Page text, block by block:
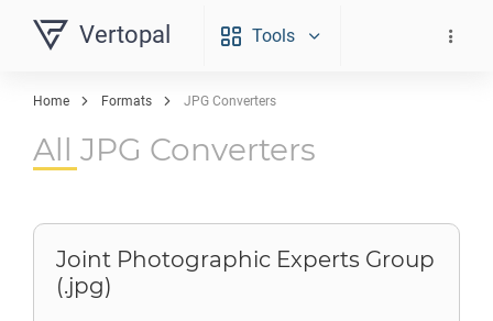
Vertopal Tools
Home Formats JPG Converters
All JPG Converters
Joint Photographic Experts Group
(.jpg)